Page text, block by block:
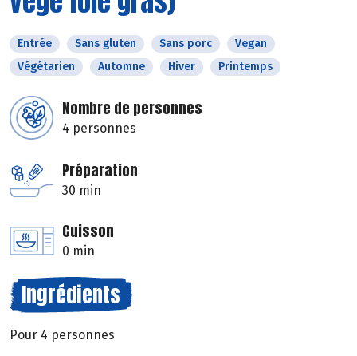
Entrée Sans gluten Sans porc
Vegan
Végétarien
Automne Hiver Printemps
Nombre de personnes
4 personnes
Préparation
30 min
Cuisson
0 min
Ingrédients
Pour 4 personnes